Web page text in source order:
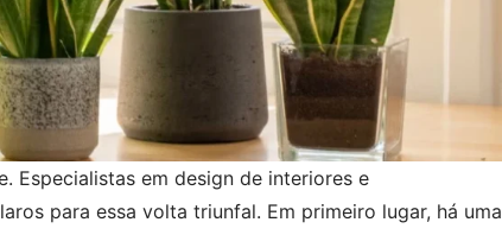
Especialistas em design de interiores e
para essa volta triunfal. Em primeiro lugar, há uma